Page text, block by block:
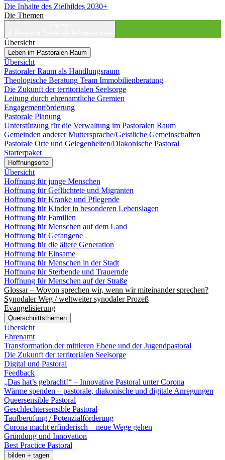
Die Inhalte des Zielbildes 2030+
Die Themen
Übersicht
Leben im Pastoralen Raum
Übersicht
Pastoraler Raum als Handlungsraum
Theologische Beratung Team Immobilienberatung
Die Zukunft der territorialen Seelsorge
Leitung durch ehrenamtliche Gremien
Engagementförderung
Pastorale Planung
Unterstützung für die Verwaltung im Pastoralen Raum
Gemeinden anderer Muttersprache/Geistliche Gemeinschaften
Pastorale Orte und Gelegenheiten/Diakonische Pastoral
Starterpaket
Hoffnungsorte
Übersicht
Hoffnung für junge Menschen
Hoffnung für Geflüchtete und Migranten
Hoffnung für Kranke und Pflegende
Hoffnung für Kinder in besonderen Lebenslagen
Hoffnung für Familien
Hoffnung für Menschen auf dem Land
Hoffnung für Gefangene
Hoffnung für die ältere Generation
Hoffnung für Einsame
Hoffnung für Menschen in der Stadt
Hoffnung für Sterbende und Trauernde
Hoffnung für Menschen auf der Straße
Glossar – Wovon sprechen wir, wenn wir miteinander sprechen?
Synodaler Weg / weltweiter synodaler Prozeß
Evangelisierung
Querschnittsthemen
Übersicht
Ehrenamt
Transformation der mittleren Ebene und der Jugendpastoral
Die Zukunft der territorialen Seelsorge
Digital und Pastoral
Feedback
„Das hat’s gebracht!“ – Innovative Pastoral unter Corona
Wärme spenden – pastorale, diakonische und digitale Anregungen
Queersensible Pastoral
Geschlechtersensible Pastoral
Taufberufung / Potenzialförderung
Corona macht erfinderisch – neue Wege gehen
Gründung und Innovation
Best Practice Pastoral
bilden + tagen